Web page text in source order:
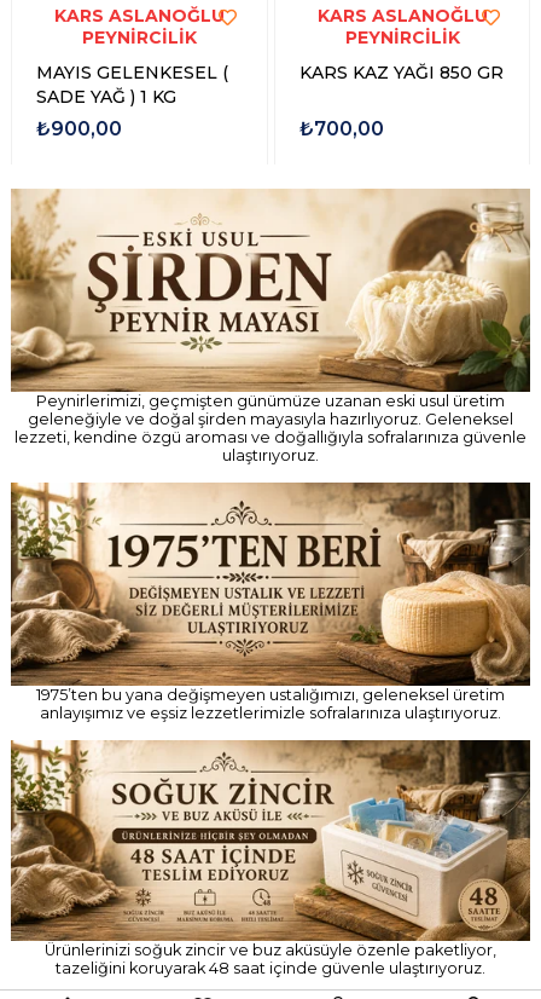
KARS ASLANOĞLU
PEYNİRCİLİK
MAYIS GELENKESEL (
SADE YAĞ ) 1 KG
₺900,00
KARS ASLANOĞLU
PEYNİRCİLİK
KARS KAZ YAĞI 850 GR
₺700,00
Peynirlerimizi, geçmişten günümüze uzanan eski usul üretim
geleneğiyle ve doğal şirden mayasıyla hazırlıyoruz. Geleneksel
lezzeti, kendine özgü aroması ve doğallığıyla sofralarınıza güvenle
ulaştırıyoruz.
1975’ten bu yana değişmeyen ustalığımızı, geleneksel üretim
anlayışımız ve eşsiz lezzetlerimizle sofralarınıza ulaştırıyoruz.